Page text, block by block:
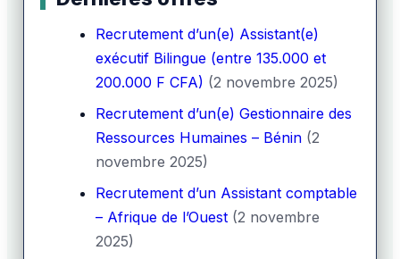
Recrutement d’un(e) Assistant(e)
exécutif Bilingue (entre 135.000 et
200.000 F CFA) (2 novembre 2025)
Recrutement d’un(e) Gestionnaire des
Ressources Humaines – Bénin (2
novembre 2025)
Recrutement d’un Assistant comptable
– Afrique de l’Ouest (2 novembre
2025)